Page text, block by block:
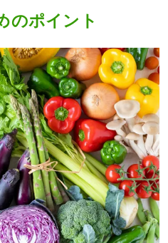
のポイント